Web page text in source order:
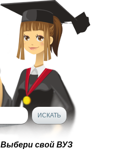
Выбери свой ВУЗ